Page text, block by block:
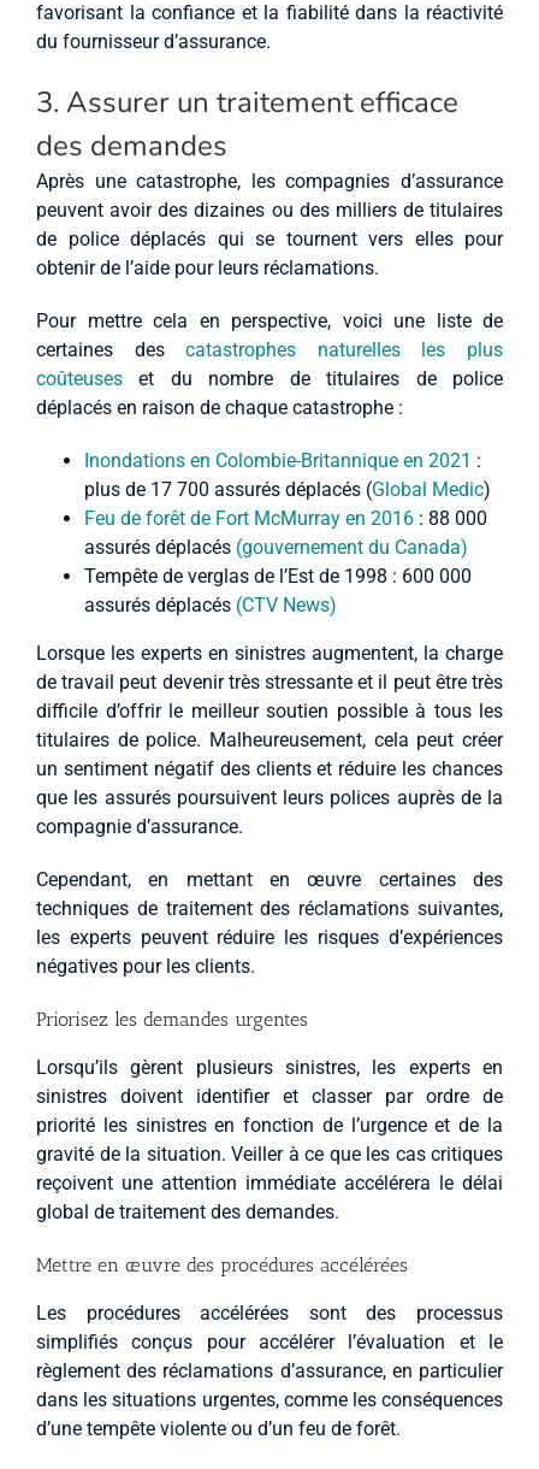
favorisant la confiance et la fiabilité dans la réactivité
du fournisseur d’assurance.
3. Assurer un traitement efficace
des demandes
Après une catastrophe, les compagnies d’assurance
peuvent avoir des dizaines ou des milliers de titulaires
de police déplacés qui se tournent vers elles pour
obtenir de l’aide pour leurs réclamations.
Pour mettre cela en perspective, voici une liste de
certaines descatastrophes naturelles les plus
coûteuses et du nombre de titulaires de police
déplacés en raison de chaque catastrophe :
Inondations en Colombie-Britannique en 2021 :
plus de 17 700 assurés déplacés (Global Medic)
Feu de forêt de Fort McMurray en 2016 : 88 000
assurés déplacés (gouvernement du Canada)
Tempête de verglas de l’Est de 1998 : 600 000
assurés déplacés (CTV News)
Lorsque les experts en sinistres augmentent, la charge
de travail peut devenir très stressante et il peut être très
difficile d’offrir le meilleur soutien possible à tous les
titulaires de police. Malheureusement, cela peut créer
un sentiment négatif des clients et réduire les chances
que les assurés poursuivent leurs polices auprès de la
compagnie d’assurance.
Cependant, en mettant en œuvre certaines des
techniques de traitement des réclamations suivantes,
les experts peuvent réduire les risques d’expériences
négatives pour les clients.
Priorisez les demandes urgentes
Lorsqu’ils gèrent plusieurs sinistres, les experts en
sinistres doivent identifier et classer par ordre de
priorité les sinistres en fonction de l’urgence et de la
gravité de la situation. Veiller à ce que les cas critiques
reçoivent une attention immédiate accélérera le délai
global de traitement des demandes.
Mettre en œuvre des procédures accélérées
Les procédures accélérées sont des processus
simplifiés conçus pour accélérer l’évaluation et le
règlement des réclamations d’assurance, en particulier
dans les situations urgentes, comme les conséquences
d’une tempête violente ou d’un feu de forêt.